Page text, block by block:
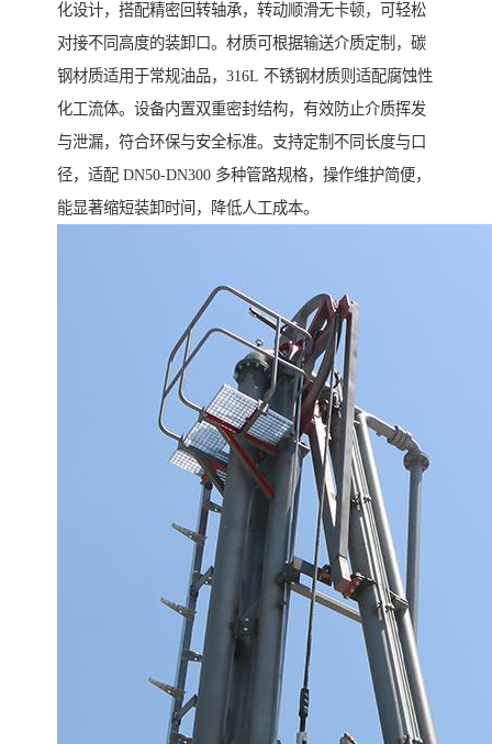
化设计，搭配精密回转轴承，转动顺滑无卡顿，可轻松
对接不同高度的装卸口。材质可根据输送介质定制，碳
钢材质适用于常规油品，316L 不锈钢材质则适配腐蚀性
化工流体。设备内置双重密封结构，有效防止介质挥发
与泄漏，符合环保与安全标准。支持定制不同长度与口
径，适配 DN50-DN300 多种管路规格，操作维护简便，
能显著缩短装卸时间，降低人工成本。